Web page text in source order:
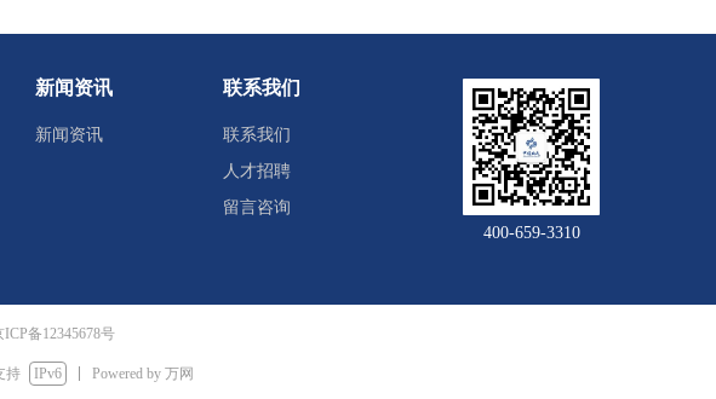
联系我们
联系我们
人才招聘
留言咨询
400-659-3310
新闻资讯
新闻资讯
ICP备12345678号
持 IPv6 Powered by 万网